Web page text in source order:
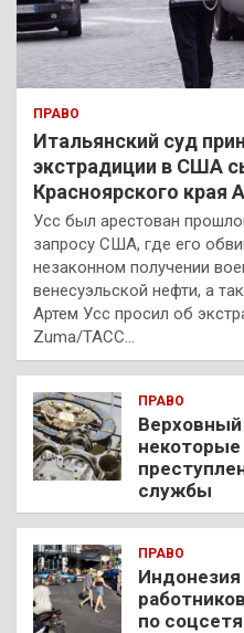
ПРАВО
Итальянский суд
экстрадиции в США
Красноярского края
Усс был арестован
запросу США, где его
незаконном получении
венесуэльской нефти, а
Артем Усс просил об
Zuma/ТАСС…
ПРАВО
службы
ПРАВО
по